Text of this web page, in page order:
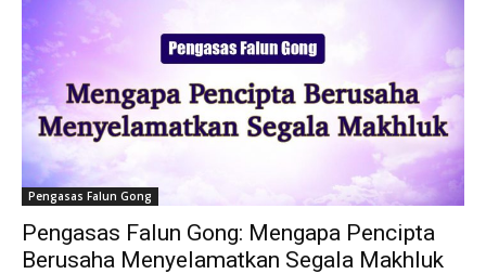
Pengasas Falun Gong
Pengasas Falun Gong: Mengapa Pencipta
Berusaha Menyelamatkan Segala Makhluk